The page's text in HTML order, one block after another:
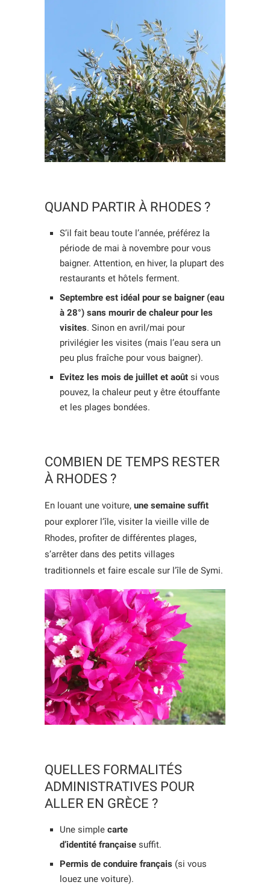
QUAND PARTIR À RHODES ?
S’il fait beau toute l’année, préférez la
période de mai à novembre pour vous
baigner. Attention, en hiver, la plupart des
restaurants et hôtels ferment.
Septembre est idéal pour se baigner (eau
à 28°) sans mourir de chaleur pour les
visites. Sinon en avril/mai pour
privilégier les visites (mais l’eau sera un
peu plus fraîche pour vous baigner).
Evitez les mois de juillet et août si vous
pouvez, la chaleur peut y être étouffante
et les plages bondées.
COMBIEN DE TEMPS RESTER
À RHODES ?
En louant une voiture, une semaine suffit
pour explorer l’île, visiter la vieille ville de
Rhodes, profiter de différentes plages,
s’arrêter dans des petits villages
traditionnels et faire escale sur l’île de Symi.
QUELLES FORMALITÉS
ADMINISTRATIVES POUR
ALLER EN GRÈCE ?
Une simple carte
d’identité française suffit.
Permis de conduire français (si vous
louez une voiture).